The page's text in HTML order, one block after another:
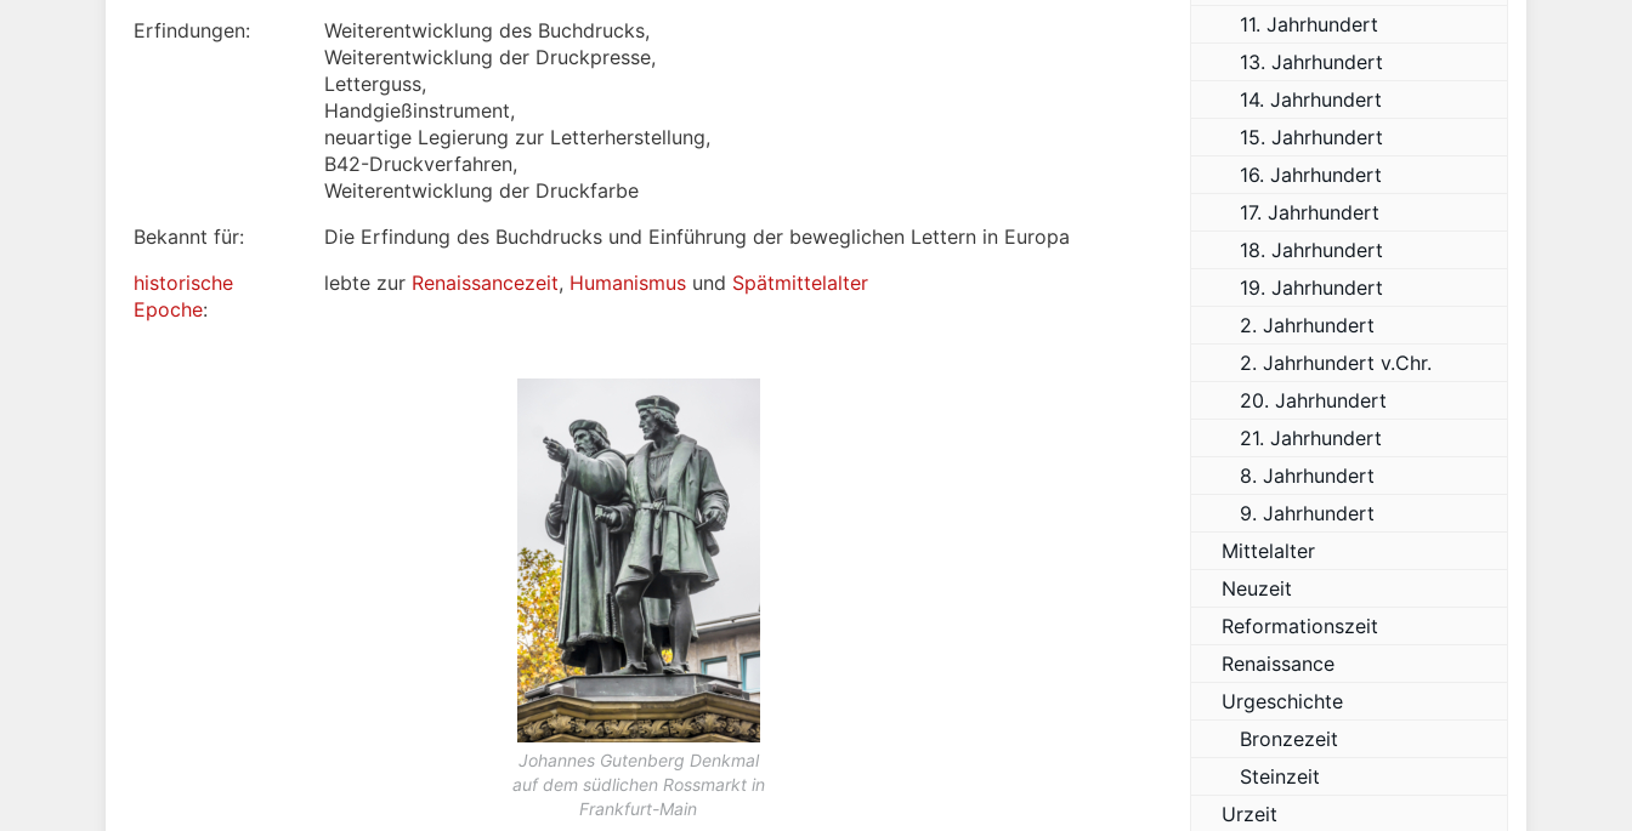
Erfindungen:
Weiterentwicklung des Buchdrucks,
Weiterentwicklung der Druckpresse,
Letterguss,
Handgießinstrument,
neuartige Legierung zur Letterherstellung,
B42-Druckverfahren,
Weiterentwicklung der Druckfarbe
Bekannt für:
Die Erfindung des Buchdrucks und Einführung der beweglichen Lettern in Europa
historische
Epoche:
lebte zur Renaissancezeit, Humanismus und Spätmittelalter
Johannes Gutenberg Denkmal
auf dem südlichen Rossmarkt in
Frankfurt-Main
11. Jahrhundert
13. Jahrhundert
14. Jahrhundert
15. Jahrhundert
16. Jahrhundert
17. Jahrhundert
18. Jahrhundert
19. Jahrhundert
2. Jahrhundert
2. Jahrhundert v.Chr.
20. Jahrhundert
21. Jahrhundert
8. Jahrhundert
9. Jahrhundert
Mittelalter
Neuzeit
Reformationszeit
Renaissance
Urgeschichte
Bronzezeit
Steinzeit
Urzeit